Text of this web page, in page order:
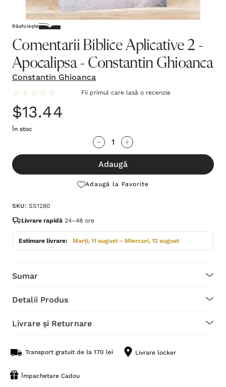
Răsfoiește
Comentarii Biblice Aplicative 2 -
Apocalipsa - Constantin Ghioanca
Constantin Ghioanca
Fii primul care lasă o recenzie
$13.44
În stoc
te!
Stocul
Adaugă
Adaugă la Favorite
SKU: SS1280
Livrare rapidă 24–48 ore
Estimare livrare: Marți, 11 august – Miercuri, 12 august
Sumar
Detalii Produs
Livrare și Returnare
Transport gratuit de la 170 lei Livrare locker
Împachetare Cadou